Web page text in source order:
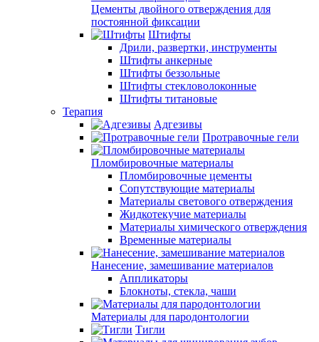
Цементы двойного отверждения для
постоянной фиксации
Штифты
Дрили, развертки, инструменты
Штифты анкерные
Штифты беззольные
Штифты стекловолоконные
Штифты титановые
Терапия
Адгезивы
Протравочные гели
Пломбировочные материалы
Пломбировочные цементы
Сопутствующие материалы
Материалы светового отверждения
Жидкотекучие материалы
Материалы химического отверждения
Временные материалы
Нанесение, замешивание материалов
Аппликаторы
Блокноты, стекла, чаши
Материалы для пародонтологии
Тигли